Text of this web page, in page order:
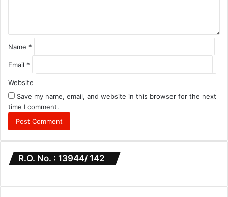
Name *
Email *
Website
Save my name, email, and website in this browser for the next
time I comment.
R.O. No. : 13944/ 142